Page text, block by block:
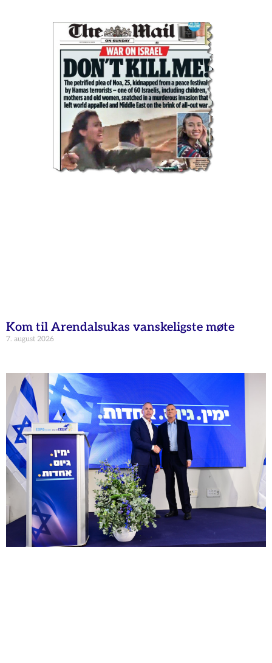
Kom til Arendalsukas vanskeligste møte
7. august 2026